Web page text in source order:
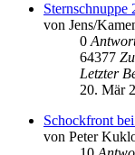
von Jens/
0
64377
Letzter
20. Mär
Schockfront
von Peter